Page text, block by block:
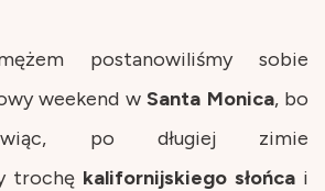
postanowiliśmy sobie
weekend w Santa Monica, bo
po długiej zimie
trochę kalifornijskiego słońca i